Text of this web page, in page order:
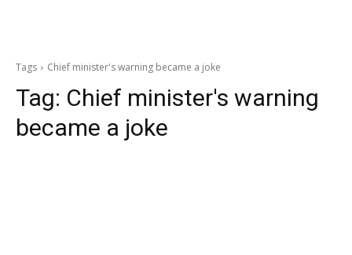
Tags Chief minister's warning became a joke
Tag: Chief minister's warning
became a joke